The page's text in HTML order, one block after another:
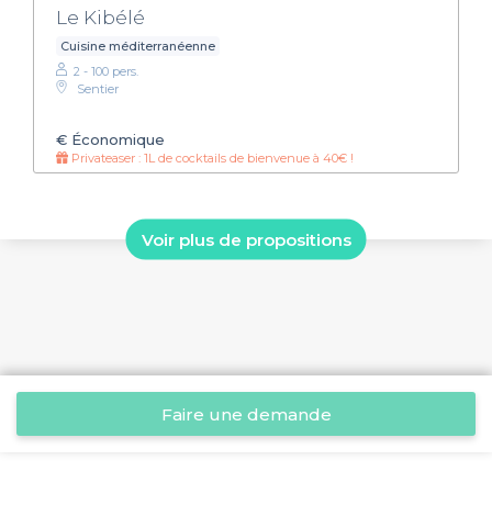
Le Kibélé
Cuisine méditerranéenne
2 - 100 pers.
Sentier
€ Économique
Privateaser : 1L de cocktails de bienvenue à 40€ !
Voir plus de propositions
Faire une demande